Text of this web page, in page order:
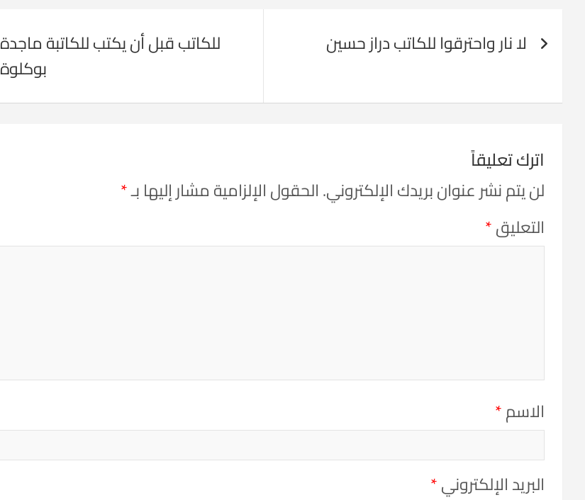
المقالات
لا نار واحترقوا للكاتب دراز حسين
للكاتب قبل أن يكتب للكاتبة ماجدة
بوكلوة
اترك تعليقاً
لن يتم نشر عنوان بريدك الإلكتروني.الحقول الإلزامية مشار إليها بـ*
التعليق*
الاسم*
البريد الإلكتروني*